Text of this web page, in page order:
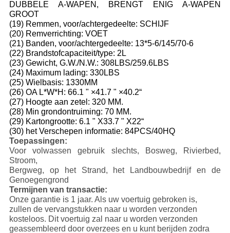
DUBBELE A-WAPEN, BRENGT ENIG A-WAPEN
GROOT
(19) Remmen, voor/achtergedeelte: SCHIJF
(20) Remverrichting: VOET
(21) Banden, voor/achtergedeelte: 13*5-6/145/70-6
(22) Brandstofcapaciteit/type: 2L
(23) Gewicht, G.W./N.W.: 308LBS/259.6LBS
(24) Maximum lading: 330LBS
(25) Wielbasis: 1330MM
(26) OA L*W*H: 66.1 " ×41.7 " ×40.2“
(27) Hoogte aan zetel: 320 MM.
(28) Min grondontruiming: 70 MM.
(29) Kartongrootte: 6.1 " X33.7 " X22“
(30) het Verschepen informatie: 84PCS/40HQ
Toepassingen:
Voor volwassen gebruik slechts, Bosweg, Rivierbed,
Stroom,
Bergweg, op het Strand, het Landbouwbedrijf en de
Genoegengrond
Termijnen van transactie:
Onze garantie is 1 jaar. Als uw voertuig gebroken is,
zullen de vervangstukken naar u worden verzonden
kosteloos. Dit voertuig zal naar u worden verzonden
geassembleerd door overzees en u kunt berijden zodra